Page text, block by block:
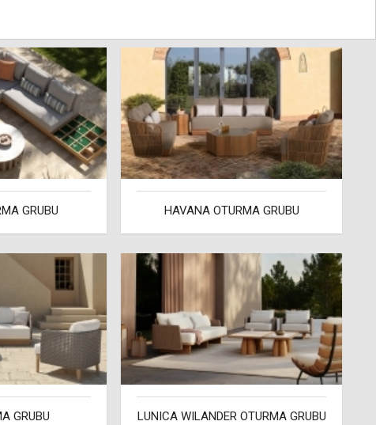
GRUBU HAVANA OTURMA GRUBU
GRUBU LUNICA WILANDER OTURMA GRUBU